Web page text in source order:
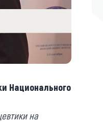
Национального
на